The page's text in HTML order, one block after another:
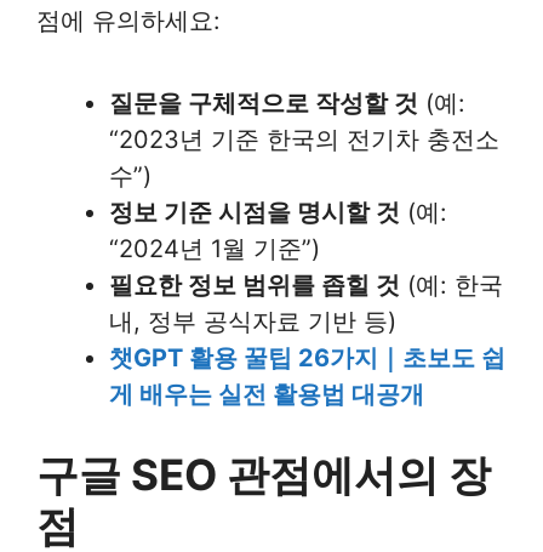
점에 유의하세요:
질문을 구체적으로 작성할 것 (예:
“2023년 기준 한국의 전기차 충전소
수”)
정보 기준 시점을 명시할 것 (예:
“2024년 1월 기준”)
필요한 정보 범위를 좁힐 것 (예: 한국
내, 정부 공식자료 기반 등)
챗GPT 활용 꿀팁 26가지｜초보도 쉽
게 배우는 실전 활용법 대공개
구글 SEO 관점에서의 장
점